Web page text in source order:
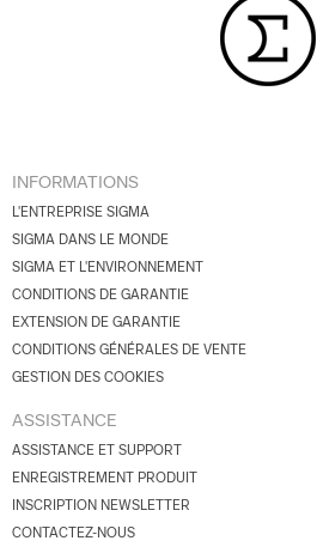
INFORMATIONS
L'ENTREPRISE SIGMA
SIGMA DANS LE MONDE
SIGMA ET L'ENVIRONNEMENT
CONDITIONS DE GARANTIE
EXTENSION DE GARANTIE
CONDITIONS GÉNÉRALES DE VENTE
GESTION DES COOKIES
ASSISTANCE
ASSISTANCE ET SUPPORT
ENREGISTREMENT PRODUIT
INSCRIPTION NEWSLETTER
CONTACTEZ-NOUS